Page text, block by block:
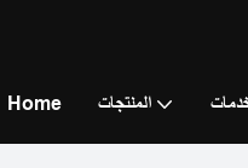
Home المنتجات